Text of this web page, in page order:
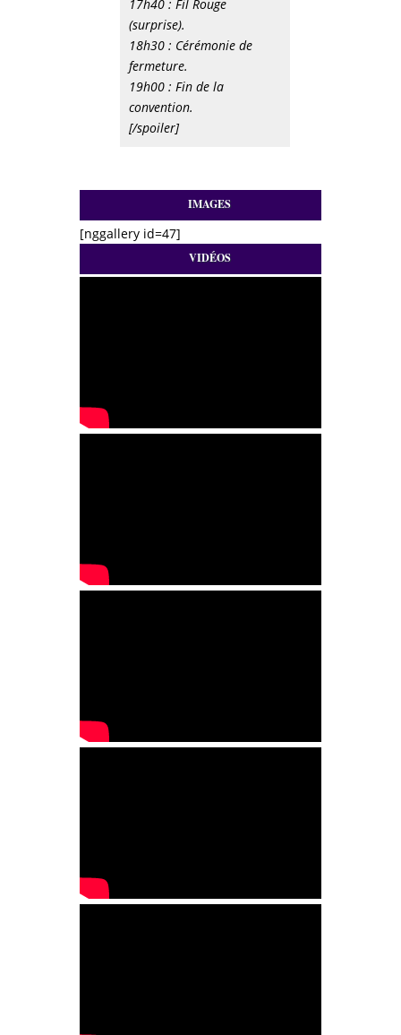
17h40 : Fil Rouge
(surprise).
18h30 : Cérémonie de
fermeture.
19h00 : Fin de la
convention.
[/spoiler]
IMAGES
[nggallery id=47]
VIDÉOS